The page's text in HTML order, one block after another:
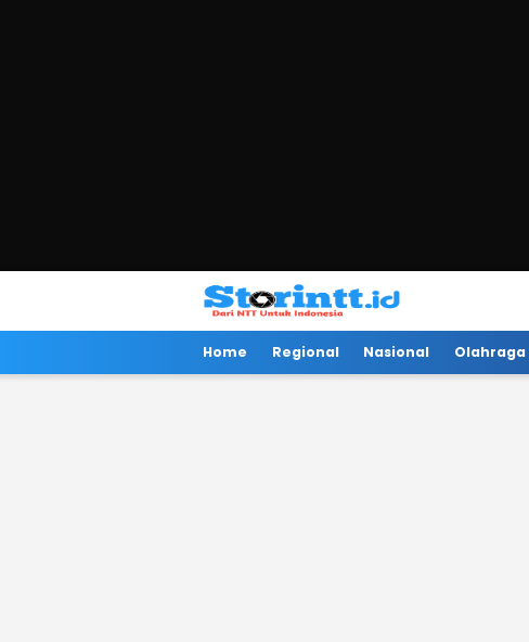
Storintt
Dari NTT Untuk Indonesia
Home Regional Nasional Olahraga